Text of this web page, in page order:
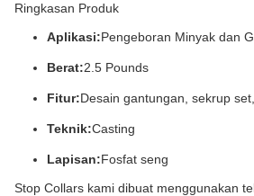
Ringkasan Produk
Aplikasi:Pengeboran Minyak dan
Berat:2.5 Pounds
Fitur:Desain gantungan, sekrup
Teknik:Casting
Lapisan:Fosfat seng
Stop Collars kami dibuat menggunakan